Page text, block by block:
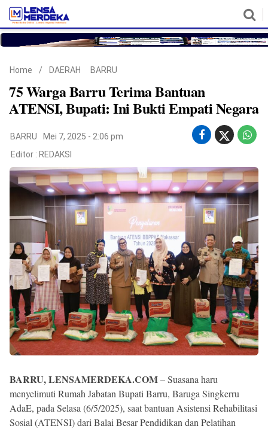
Copyright
Merdeka
Home / DAERAH BARRU
75 Warga Barru Terima Bantuan
ATENSI, Bupati: Ini Bukti Empati Negara
BARRU
Mei 7, 2025 - 2:06 pm
Editor : REDAKSI
BARRU, LENSAMERDEKA.COM– Suasana haru
menyelimuti Rumah Jabatan Bupati Barru, Baruga Singkerru
AdaE, pada Selasa (6/5/2025), saat bantuan Asistensi Rehabilitasi
Sosial (ATENSI) dari Balai Besar Pendidikan dan Pelatihan